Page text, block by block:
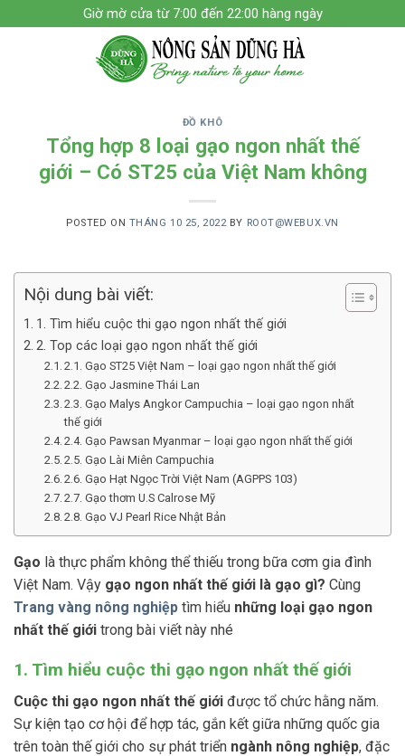
to
Giờ mờ cửa từ 7:00 đến 22:00 hàng ngày
ĐỒ KHÔ
Tổng hợp 8 loại gạo ngon nhất thế
giới – Có ST25 của Việt Nam không
POSTED ON THÁNG 10 25, 2022 BY ROOT@WEBUX.VN
Nội dung bài viết:
1. Tìm hiểu cuộc thi gạo ngon nhất thế giới
2. Top các loại gạo ngon nhất thế giới
2.1. Gạo ST25 Việt Nam – loại gạo ngon nhất thế giới
2.2. Gạo Jasmine Thái Lan
2.3. Gạo Malys Angkor Campuchia – loại gạo ngon nhất
thế giới
2.4. Gạo Pawsan Myanmar – loại gạo ngon nhất thế giới
2.5. Gạo Lài Miên Campuchia
2.6. Gạo Hạt Ngọc Trời Việt Nam (AGPPS 103)
2.7. Gạo thơm U.S Calrose Mỹ
2.8. Gạo VJ Pearl Rice Nhật Bản
Gạo là thực phẩm không thể thiếu trong bữa cơm gia đình
Việt Nam. Vậy gạo ngon nhất thế giới là gạo gì? Cùng
Trang vàng nông nghiệp tìm hiểu những loại gạo ngon
nhất thế giới trong bài viết này nhé
1. Tìm hiểu cuộc thi gạo ngon nhất thế giới
Cuộc thi gạo ngon nhất thế giới được tổ chức hằng năm.
Sự kiện tạo cơ hội để hợp tác, gắn kết giữa những quốc gia
trên toàn thế giới cho sự phát triển ngành nông nghiệp, đặc